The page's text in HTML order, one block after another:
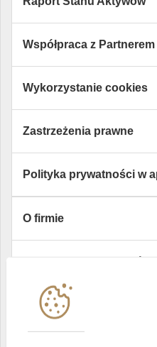
Współpraca z
Wykorzystanie cookies
Zastrzeżenia prawne
Polityka prywatności w
O firmie
Instytucje współpracujące